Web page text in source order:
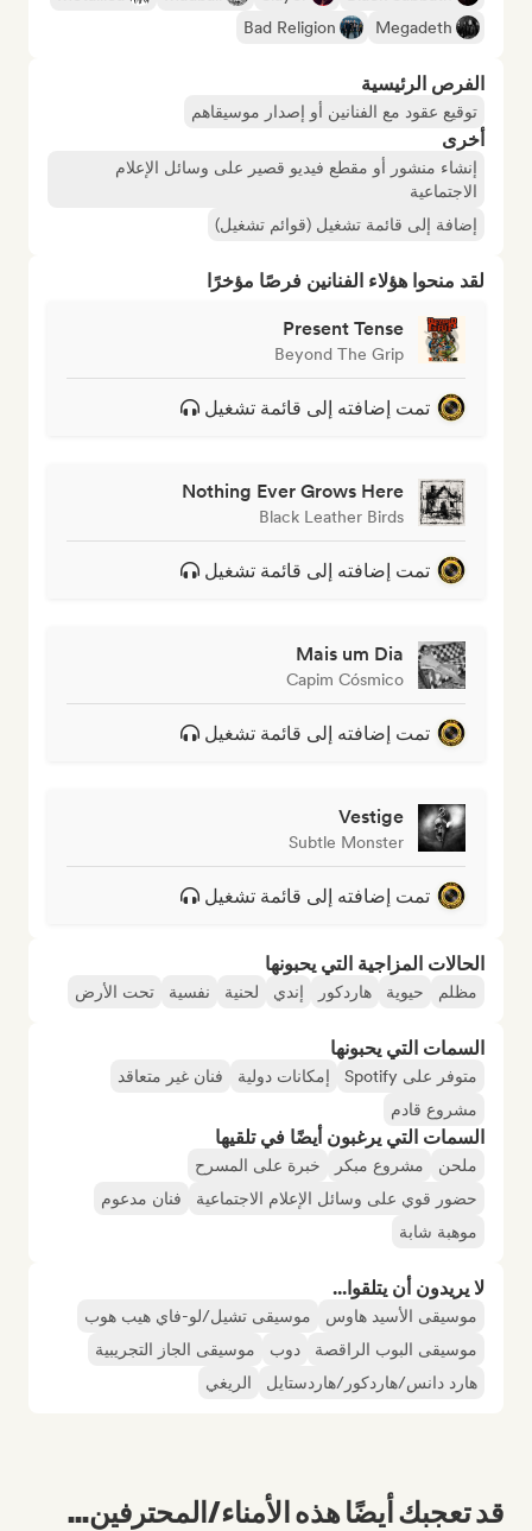
Megadeth
Bad Religion
الفرص الرئيسية
توقيع عقود مع الفنانين أو إصدار موسيقاهم
أخرى
إنشاء منشور أو مقطع فيديو قصير على وسائل الإعلام
الاجتماعية
إضافة إلى قائمة تشغيل (قوائم تشغيل)
لقد منحوا هؤلاء الفنانين فرصًا مؤخرًا
Present Tense
Beyond The Grip
تمت إضافته إلى قائمة تشغيل
Nothing Ever Grows Here
Black Leather Birds
تمت إضافته إلى قائمة تشغيل
Mais um Dia
Capim Cósmico
تمت إضافته إلى قائمة تشغيل
Vestige
Subtle Monster
تمت إضافته إلى قائمة تشغيل
الحالات المزاجية التي يحبونها
مظلم حيوية هاردكور إندي لحنية نفسية تحت الأرض
السمات التي يحبونها
متوفر على Spotify إمكانات دولية
فنان غير متعاقد
مشروع قادم
السمات التي يرغبون أيضًا في تلقيها
ملحن مشروع مبكر
خبرة على المسرح
حضور قوي على وسائل الإعلام الاجتماعية
فنان مدعوم
موهبة شابة
لا يريدون أن يتلقوا...
موسيقى الأسيد هاوس
موسيقى تشيل/لو-فاي هيب هوب
موسيقى البوب الراقصة
دوب
موسيقى الجاز التجريبية
هارد دانس/هاردكور/هاردستايل
الريغي
قد تعجبك أيضًا هذه الأمناء/المحترفين...